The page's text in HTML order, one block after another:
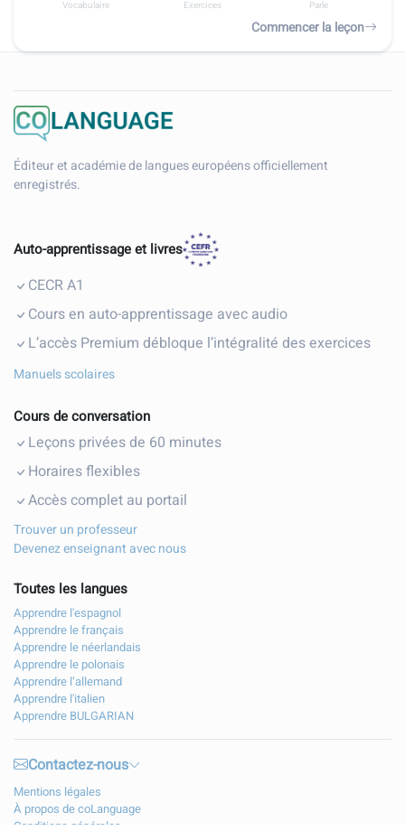
Vocabulaire Exercices Parle
Commencer la leçon
Éditeur et académie de langues européens officiellement
enregistrés.
Auto-apprentissage et livres
CECR A1
Cours en auto-apprentissage avec audio
L’accès Premium débloque l’intégralité des exercices
Manuels scolaires
Cours de conversation
Leçons privées de 60 minutes
Horaires flexibles
Accès complet au portail
Trouver un professeur
Devenez enseignant avec nous
Toutes les langues
Apprendre l'espagnol
Apprendre le français
Apprendre le néerlandais
Apprendre le polonais
Apprendre l’allemand
Apprendre l'italien
Apprendre BULGARIAN
Contactez-nous
Mentions légales
À propos de coLanguage
Conditions générales